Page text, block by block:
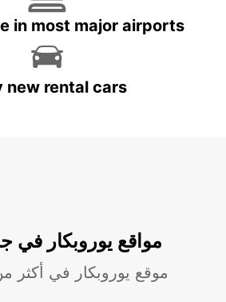
in most major airports
new rental cars
مواقع يوروبكار في
موقع يوروبكار في أكثر